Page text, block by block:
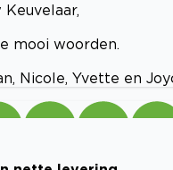
mooi woorden.
Nicole, Yvette en